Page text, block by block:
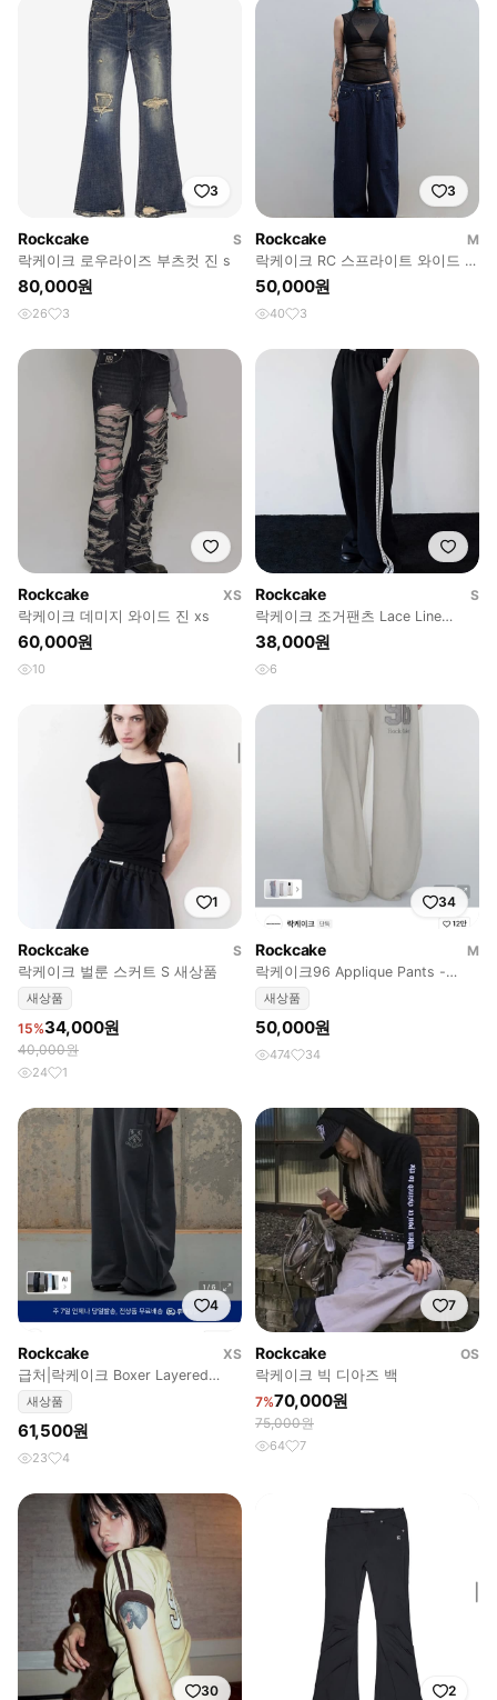
3
Rockcake
S
락케이크 로우라이즈 부츠컷 진 s
80,000원
26 3
3
Rockcake
M
락케이크 RC 스프라이트 와이드 팬
츠 네이비
50,000원
40 3
Rockcake
XS
락케이크 데미지 와이드 진 xs
60,000원
10
Rockcake
S
락케이크 조거팬츠 Lace Line
2way Jogger - Black
38,000원
6
1
Rockcake
S
락케이크 벌룬 스커트 S 새상품
새상품
15%34,000원
40,000원
24 1
34
Rockcake
M
락케이크96 Applique Pants -
Light Gray
새상품
50,000원
474 34
4
Rockcake
XS
급처|락케이크 Boxer Layered
Curved 2way Jogger
새상품
61,500원
23 4
7
Rockcake
OS
락케이크 빅 디아즈 백
7%70,000원
75,000원
64 7
30 2